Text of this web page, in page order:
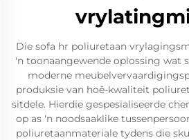
Die sofa hr poliuretaan
'n toonaangewende oplossing wat
moderne
produksie van hoë-kwaliteit
sitdele. Hierdie gespesialiseerde
op as 'n noodsaaklike
poliuretaanmateriale tydens die